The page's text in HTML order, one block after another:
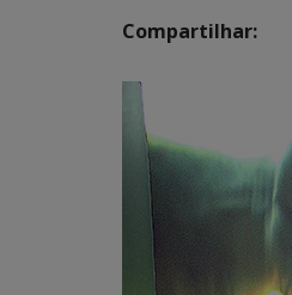
Compartilhar: